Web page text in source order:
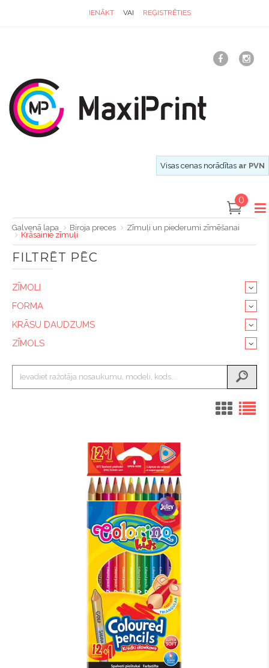
IENĀKT VAI REĢISTRĒTIES
Visas cenas norādītas ar PVN
0
Galvenā lapa Biroja preces
Zīmuļi un piederumi zīmēšanai
Krāsainie zīmuļi
FILTRĒT PĒC
ZĪMOLI
FORMA
KRĀSU DAUDZUMS
ZĪMOLS